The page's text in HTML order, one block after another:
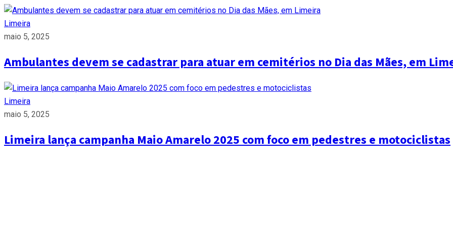
Limeira
maio 5, 2025
Ambulantes devem se cadastrar para atuar em cemitérios no Dia das Mães, em
Limeira
maio 5, 2025
Limeira lança campanha Maio Amarelo 2025 com foco em pedestres e motociclistas